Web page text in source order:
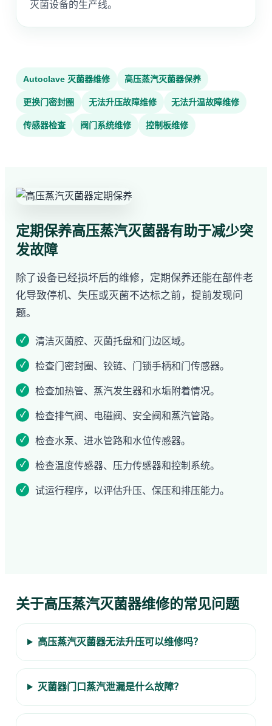
灭菌设备的生产线。
Autoclave 灭菌器维修 高压蒸汽灭菌器保养
更换门密封圈 无法升压故障维修 无法升温故障维修
传感器检查 阀门系统维修 控制板维修
定期保养高压蒸汽灭菌器有助于减少突
发故障
除了设备已经损坏后的维修，定期保养还能在部件老
化导致停机、失压或灭菌不达标之前，提前发现问
题。
清洁灭菌腔、灭菌托盘和门边区域。
检查门密封圈、铰链、门锁手柄和门传感器。
检查加热管、蒸汽发生器和水垢附着情况。
检查排气阀、电磁阀、安全阀和蒸汽管路。
检查水泵、进水管路和水位传感器。
检查温度传感器、压力传感器和控制系统。
试运行程序，以评估升压、保压和排压能力。
关于高压蒸汽灭菌器维修的常见问题
高压蒸汽灭菌器无法升压可以维修吗？
灭菌器门口蒸汽泄漏是什么故障？